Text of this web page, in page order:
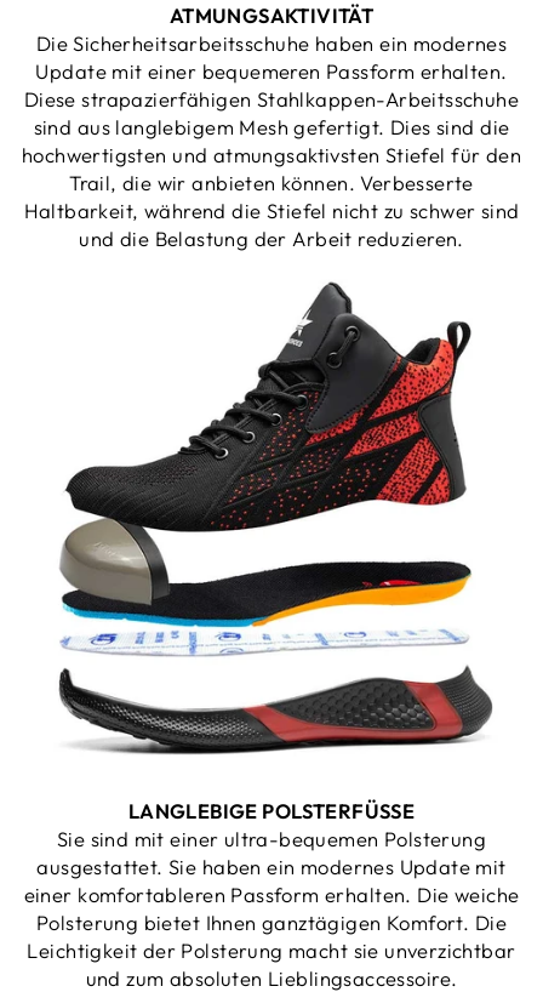
ATMUNGSAKTIVITÄT
Die Sicherheitsarbeitsschuhe haben ein modernes
Update mit einer bequemeren Passform erhalten.
Diese strapazierfähigen Stahlkappen-Arbeitsschuhe
sind aus langlebigem Mesh gefertigt. Dies sind die
hochwertigsten und atmungsaktivsten Stiefel für den
Trail, die wir anbieten können. Verbesserte
Haltbarkeit, während die Stiefel nicht zu schwer sind
und die Belastung der Arbeit reduzieren.
LANGLEBIGE POLSTERFÜSSE
Sie sind mit einer ultra-bequemen Polsterung
ausgestattet. Sie haben ein modernes Update mit
einer komfortableren Passform erhalten. Die weiche
Polsterung bietet Ihnen ganztägigen Komfort. Die
Leichtigkeit der Polsterung macht sie unverzichtbar
und zum absoluten Lieblingsaccessoire.